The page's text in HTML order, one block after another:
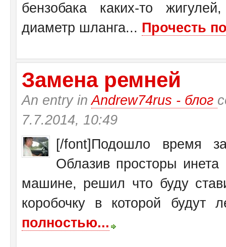
бензобака каких-то
диаметр шланга... Прочесть
Замена ремней
An entry inAndrew74rus - блог
7.7.2014, 10:49
[/font]Подошло время
Облазив просторы
машине, решил что буду
коробочку в которой будут
полностью...